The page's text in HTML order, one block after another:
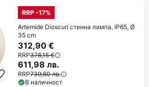
RRP -17%
Artemide Dioscuri стенна лампа, IP65, Ø
35 cm
312,90 €
RRP378,15 €
611,98 лв.
RRP739,60 лв.
В наличност